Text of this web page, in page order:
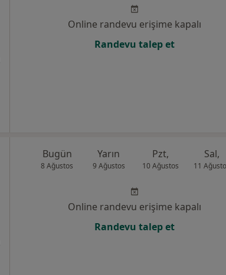
Online randevu erişime kapalı
Randevu talep et
Bugün
8 Ağustos
Yarın
9 Ağustos
Pzt,
10 Ağustos
Sal,
11
Online randevu erişime kapalı
Randevu talep et